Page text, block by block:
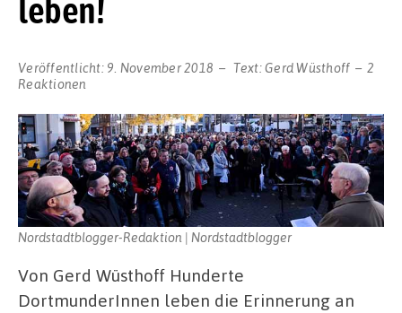
leben!
Veröffentlicht: 9. November 2018 Text:Gerd Wüsthoff
2
Reaktionen
Nordstadtblogger-Redaktion | Nordstadtblogger
Von Gerd Wüsthoff Hunderte
DortmunderInnen leben die Erinnerung an